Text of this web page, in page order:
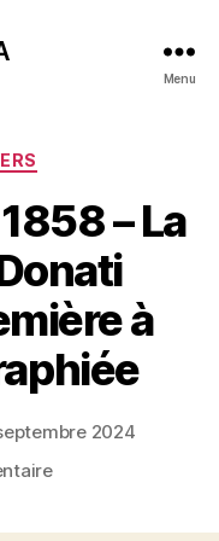
Menu
– La
à
2024
sur